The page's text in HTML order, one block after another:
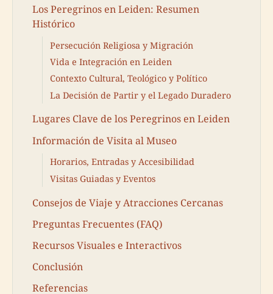
Los Peregrinos en Leiden: Resumen
Histórico
Persecución Religiosa y Migración
Vida e Integración en Leiden
Contexto Cultural, Teológico y Político
La Decisión de Partir y el Legado Duradero
Lugares Clave de los Peregrinos en Leiden
Información de Visita al Museo
Horarios, Entradas y Accesibilidad
Visitas Guiadas y Eventos
Consejos de Viaje y Atracciones Cercanas
Preguntas Frecuentes (FAQ)
Recursos Visuales e Interactivos
Conclusión
Referencias